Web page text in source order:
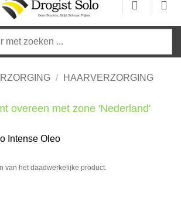
/ HAARVERZORGING
overeen met zone 'Nederland'
van het daadwerkelijke product.